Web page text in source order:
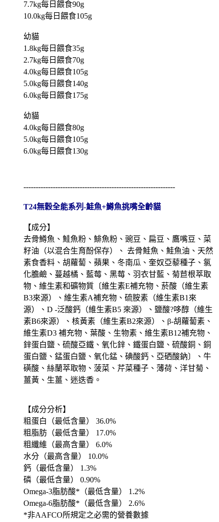
7.7kg每日餵食90g
10.0kg每日餵食105g
幼貓
1.8kg每日餵食35g
2.7kg每日餵食70g
4.0kg每日餵食105g
5.0kg每日餵食140g
6.0kg每日餵食175g
幼貓
4.0kg每日餵食80g
5.0kg每日餵食105g
6.0kg每日餵食130g
--------------------------------------------------------------
T24無穀全能系列-鮭魚+鱒魚挑嘴全齡貓
【成分】
去骨鱒魚、鮭魚粉、鯡魚粉、豌豆、扁豆、鷹嘴豆、菜
籽油（以混合生育酚保存）、 去骨鮭魚、鮭魚油、天然
素食香料、胡蘿蔔、蘋果、冬南瓜、奎奴亞藜種子、氯
化膽鹼、蔓越橘、藍莓、黑莓、羽衣甘藍、菊苣根萃取
物、維生素和礦物質〔維生素E補充物、菸酸（維生素
B3來源）、維生素A補充物、硫胺素（維生素B1來
源）、D -泛酸鈣（維生素B5 來源）、鹽酸?哆醇（維生
素B6來源）、核黃素（維生素B2來源）、β-胡蘿蔔素、
維生素D3 補充物、葉酸、生物素、維生素B12補充物、
鋅蛋白鹽、硫酸亞鐵、氧化鋅、鐵蛋白鹽、硫酸銅、銅
蛋白鹽、錳蛋白鹽、氧化錳、碘酸鈣、亞硒酸鈉〕、牛
磺酸、絲蘭萃取物、菠菜、芹菜種子、薄荷、洋甘菊、
薑黃、生薑、迷迭香。
【成分分析】
粗蛋白（最低含量） 36.0%
粗脂肪（最低含量） 17.0%
粗纖維（最高含量） 6.0%
水分（最高含量） 10.0%
鈣（最低含量） 1.3%
磷（最低含量） 0.90%
Omega-3脂肪酸*（最低含量） 1.2%
Omega-6脂肪酸*（最低含量） 2.6%
*非AAFCO所規定之必需的營養數據